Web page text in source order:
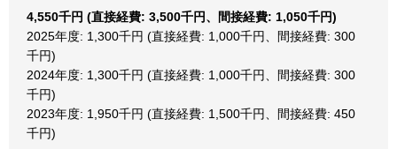
4,550千円 (直接経費: 3,500千円、間接経費: 1,050千円)
2025年度: 1,300千円 (直接経費: 1,000千円、間接経費: 300
千円)
2024年度: 1,300千円 (直接経費: 1,000千円、間接経費: 300
千円)
2023年度: 1,950千円 (直接経費: 1,500千円、間接経費: 450
千円)